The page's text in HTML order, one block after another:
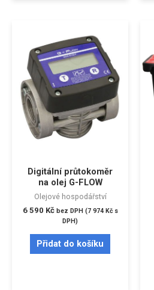
Digitální průtokoměr
na olej G-FLOW
Olejové hospodářství
6 590 Kč bez DPH (7 974 Kčs
DPH)
Přidat do košíku